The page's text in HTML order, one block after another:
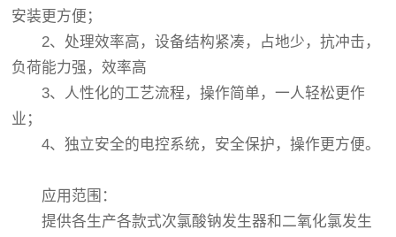
安装更方便；
2、处理效率高，设备结构紧凑，占地少，抗冲击，
负荷能力强，效率高
3、人性化的工艺流程，操作简单，一人轻松更作
业；
4、独立安全的电控系统，安全保护，操作更方便。
应用范围：
提供各生产各款式次氯酸钠发生器和二氧化氯发生